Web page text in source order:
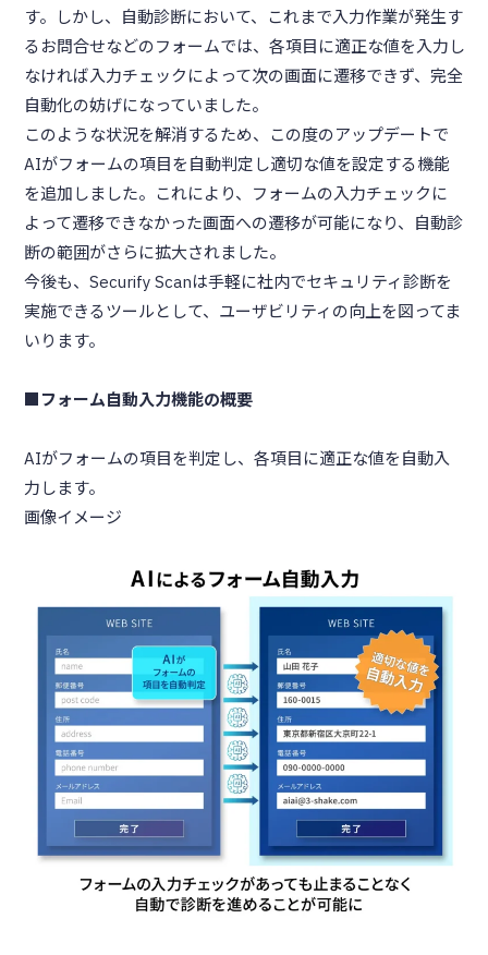
す。しかし、自動診断において、これまで入力作業が発生す
るお問合せなどのフォームでは、各項目に適正な値を入力し
なければ入力チェックによって次の画面に遷移できず、完全
自動化の妨げになっていました。
このような状況を解消するため、この度のアップデートで
AIがフォームの項目を自動判定し適切な値を設定する機能
を追加しました。これにより、フォームの入力チェックに
よって遷移できなかった画面への遷移が可能になり、自動診
断の範囲がさらに拡大されました。
今後も、Securify Scanは手軽に社内でセキュリティ診断を
実施できるツールとして、ユーザビリティの向上を図ってま
いります。
■フォーム自動入力機能の概要
AIがフォームの項目を判定し、各項目に適正な値を自動入
力します。
画像イメージ